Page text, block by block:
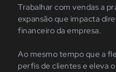
Trabalhar com vendas a
expansão que impacta
financeiro da empresa.
Ao mesmo tempo que a
perfis de clientes e eleva